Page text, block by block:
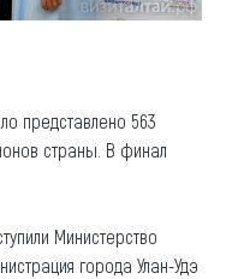
представлено 563
страны. В финал
Министерство
города Улан-Удэ